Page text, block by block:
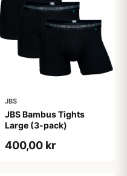
JBS
JBS Bambus Tights
Large (3-pack)
400,00 kr